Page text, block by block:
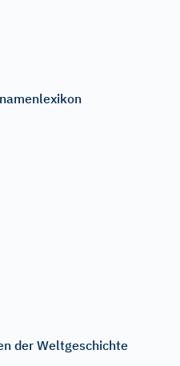
der Weltgeschichte